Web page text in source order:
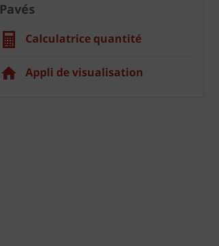
Pavés
Calculatrice quantité
Appli de visualisation